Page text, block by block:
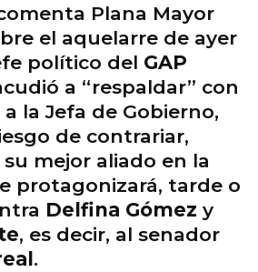
Plana Mayor
el aquelarre de ayer
político del GAP
a “respaldar” con
la Jefa de Gobierno,
de contrariar,
mejor aliado en la
protagonizará, tarde o
Delfina Gómez y
, es decir, al senador
.